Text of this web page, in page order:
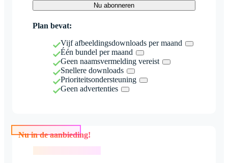
Nu abonneren
Plan bevat:
Vijf afbeeldingsdownloads per maand
Één bundel per maand
Geen naamsvermelding vereist
Snellere downloads
Prioriteitsondersteuning
Geen advertenties
Nu in de aanbieding!